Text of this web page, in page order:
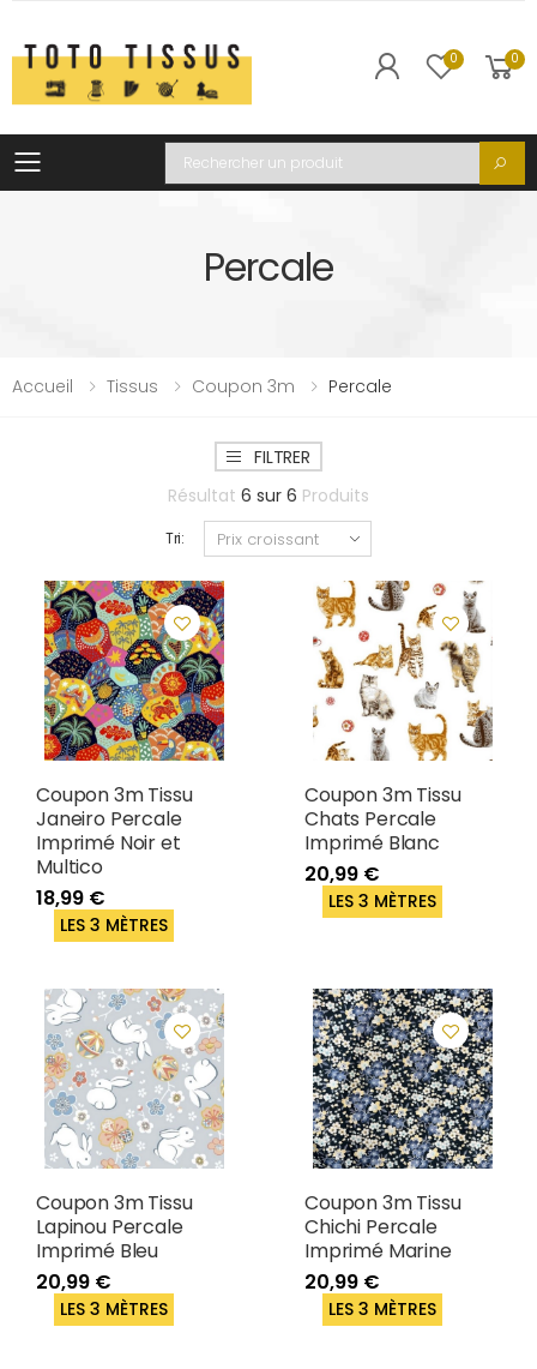
0 0
Toggle mobile menu
Recherche
Percale
Accueil Tissus Coupon 3m Percale
FILTRER
Résultat 6 sur 6 Produits
Tri:
Coupon 3m Tissu
Janeiro Percale
Imprimé Noir et
Multico
18,99 €
LES 3 MÈTRES
Coupon 3m Tissu
Chats Percale
Imprimé Blanc
20,99 €
LES 3 MÈTRES
Coupon 3m Tissu
Lapinou Percale
Imprimé Bleu
20,99 €
LES 3 MÈTRES
Coupon 3m Tissu
Chichi Percale
Imprimé Marine
20,99 €
LES 3 MÈTRES